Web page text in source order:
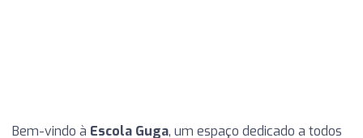
Bem-vindo à Escola Guga, um espaço dedicado a todos